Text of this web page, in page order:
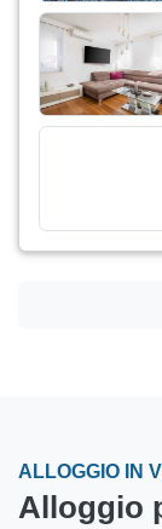
ALLOGGIO IN
Alloggio